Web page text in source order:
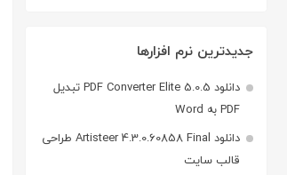
جدیدترین نرم افزارها
دانلود PDF Converter Elite 5.0.5 تبدیل
PDF به Word
دانلود Artisteer 4.3.0.60858 Final طراحی
قالب سایت